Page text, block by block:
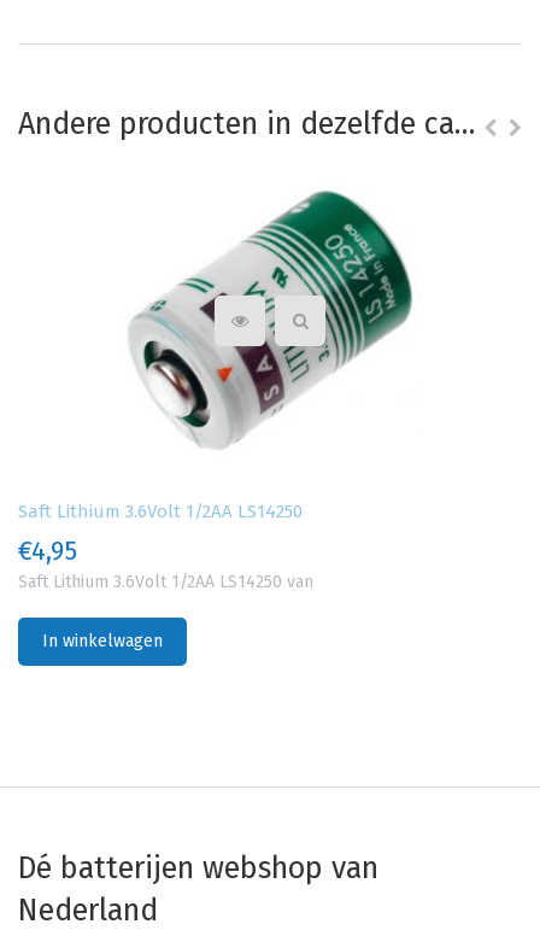
Andere producten in dezelfde categorie
Saft Lithium 3.6Volt 1/2AA LS14250
€4,95
Saft Lithium 3.6Volt 1/2AA LS14250 van
In winkelwagen
Dé batterijen webshop van
Nederland